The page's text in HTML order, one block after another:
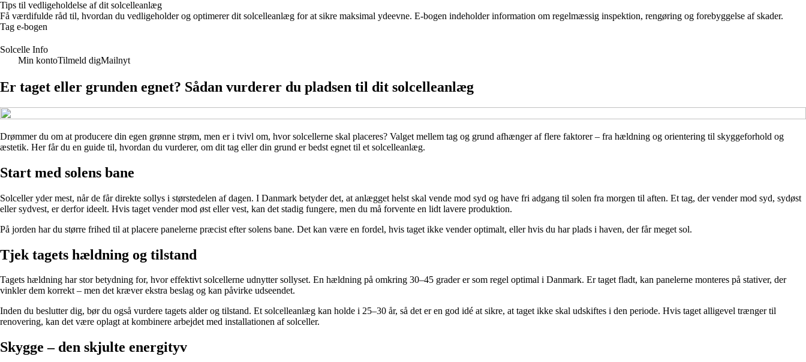
Tips til vedligeholdelse af dit solcelleanlæg
Få værdifulde råd til, hvordan du vedligeholder og optimerer dit solcelleanlæg for at sikre maksimal ydeevne. E-bogen indeholder information om regelmæssig inspektion, rengøring og forebyggelse af skader.
Tag e-bogen
Solcelle Info
Min kontoTilmeld digMailnyt
Er taget eller grunden egnet? Sådan vurderer du pladsen til dit solcelleanlæg
Drømmer du om at producere din egen grønne strøm, men er i tvivl om, hvor solcellerne skal placeres? Valget mellem tag og grund afhænger af flere faktorer – fra hældning og orientering til skyggeforhold og
æstetik. Her får du en guide til, hvordan du vurderer, om dit tag eller din grund er bedst egnet til et solcelleanlæg.
Start med solens bane
Solceller yder mest, når de får direkte sollys i størstedelen af dagen. I Danmark betyder det, at anlægget helst skal vende mod syd og have fri adgang til solen fra morgen til aften. Et tag, der vender mod syd, sydøst
eller sydvest, er derfor ideelt. Hvis taget vender mod øst eller vest, kan det stadig fungere, men du må forvente en lidt lavere produktion.
På jorden har du større frihed til at placere panelerne præcist efter solens bane. Det kan være en fordel, hvis taget ikke vender optimalt, eller hvis du har plads i haven, der får meget sol.
Tjek tagets hældning og tilstand
Tagets hældning har stor betydning for, hvor effektivt solcellerne udnytter sollyset. En hældning på omkring 30–45 grader er som regel optimal i Danmark. Er taget fladt, kan panelerne monteres på stativer, der
vinkler dem korrekt – men det kræver ekstra beslag og kan påvirke udseendet.
Inden du beslutter dig, bør du også vurdere tagets alder og tilstand. Et solcelleanlæg kan holde i 25–30 år, så det er en god idé at sikre, at taget ikke skal udskiftes i den periode. Hvis taget alligevel trænger til
renovering, kan det være oplagt at kombinere arbejdet med installationen af solceller.
Skygge – den skjulte energityv